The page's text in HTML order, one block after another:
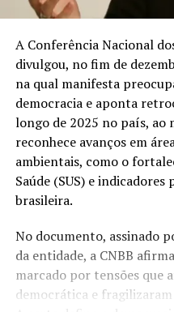
A Conferência Nacional
divulgou, no fim de
na qual manifesta
democracia e aponta
longo de 2025 no país, ao
reconhece avanços em
ambientais, como o
Saúde (SUS) e
brasileira.
No documento, assinado
da entidade, a CNBB
marcado por tensões que
democrática e